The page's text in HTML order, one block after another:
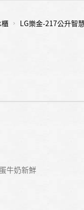
LG樂金-217公升智
牛奶新鮮